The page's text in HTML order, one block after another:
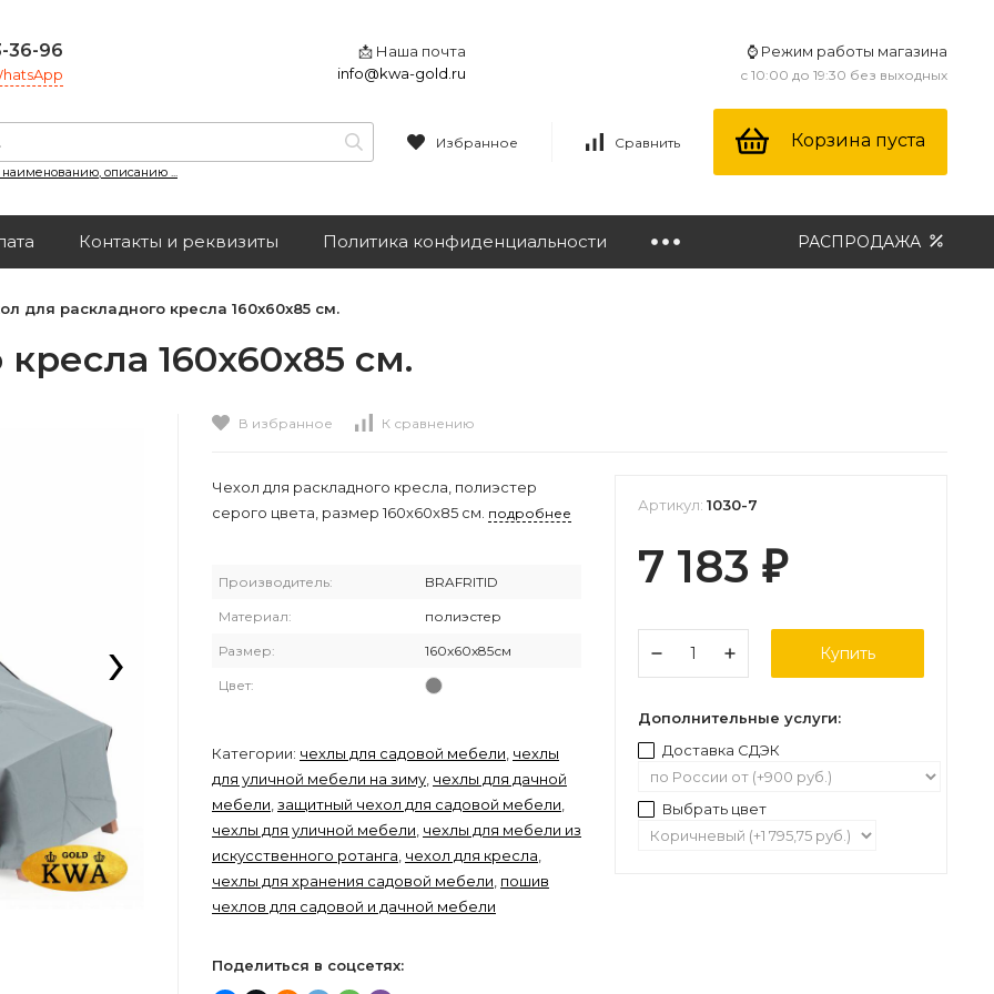
36-96
📩 Наша почта
info@kwa-gold.ru
⌚ Режим работы магазина
с 10:00 до 19:30 без выходных
наименованию, описанию ...
Избранное Сравнить Корзина пуста
Контакты и реквизиты Политика конфиденциальности РАСПРОДАЖА
для раскладного кресла 160x60x85 см.
160x60x85 см.
›
В избранное К сравнению
Чехол для раскладного кресла, полиэстер
серого цвета, размер 160x60x85 см. подробнее
Производитель: BRAFRITID
Материал: полиэстер
Размер: 160x60х85см
Цвет:
Категории: чехлы для садовой мебели чехлы
для уличной мебели на зиму чехлы для дачной
мебели защитный чехол для садовой мебели
чехлы для уличной мебели чехлы для мебели из
искусственного ротанга чехол для кресла
чехлы для хранения садовой мебели пошив
чехлов для садовой и дачной мебели
Поделиться в соцсетях:
Артикул: 1030-7
7 183 ₽
Купить
Дополнительные услуги:
Доставка СДЭК
Выбрать цвет